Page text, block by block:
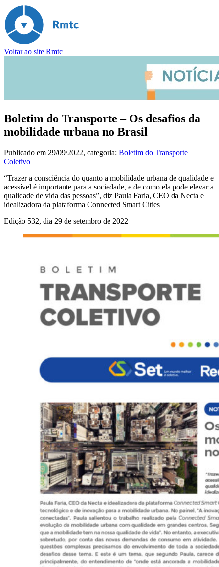
Voltar ao site Rmtc
Boletim do Transporte – Os desafios da
mobilidade urbana no Brasil
Publicado em 29/09/2022, categoria: Boletim do Transporte
Coletivo
“Trazer a consciência do quanto a mobilidade urbana de qualidade e
acessível é importante para a sociedade, e de como ela pode elevar a
qualidade de vida das pessoas”, diz Paula Faria, CEO da Necta e
idealizadora da plataforma Connected Smart Cities
Edição 532, dia 29 de setembro de 2022